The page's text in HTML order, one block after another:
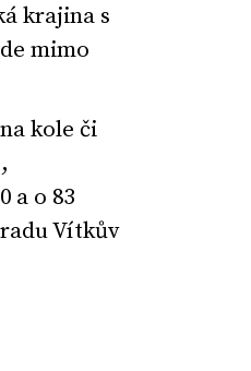
krajina s
mimo
kole či
a o 83
Vítkův